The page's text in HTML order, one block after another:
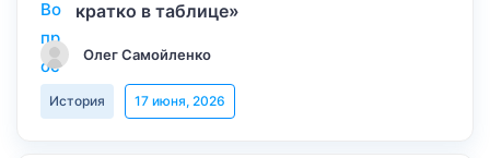
кратко в таблице»
Олег Самойленко
История 17 июня, 2026